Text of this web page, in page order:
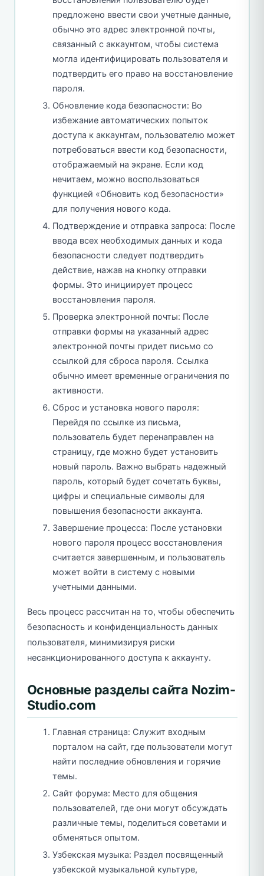
предложено ввести свои учетные данные,
обычно это адрес электронной почты,
связанный с аккаунтом, чтобы система
могла идентифицировать пользователя и
подтвердить его право на восстановление
пароля.
Обновление кода безопасности: Во
избежание автоматических попыток
доступа к аккаунтам, пользователю может
потребоваться ввести код безопасности,
отображаемый на экране. Если код
нечитаем, можно воспользоваться
функцией «Обновить код безопасности»
для получения нового кода.
Подтверждение и отправка запроса: После
ввода всех необходимых данных и кода
безопасности следует подтвердить
действие, нажав на кнопку отправки
формы. Это инициирует процесс
восстановления пароля.
Проверка электронной почты: После
отправки формы на указанный адрес
электронной почты придет письмо со
ссылкой для сброса пароля. Ссылка
обычно имеет временные ограничения по
активности.
Сброс и установка нового пароля:
Перейдя по ссылке из письма,
пользователь будет перенаправлен на
страницу, где можно будет установить
новый пароль. Важно выбрать надежный
пароль, который будет сочетать буквы,
цифры и специальные символы для
повышения безопасности аккаунта.
Завершение процесса: После установки
нового пароля процесс восстановления
считается завершенным, и пользователь
может войти в систему с новыми
учетными данными.
Весь процесс рассчитан на то, чтобы обеспечить
безопасность и конфиденциальность данных
пользователя, минимизируя риски
несанкционированного доступа к аккаунту.
Основные разделы сайта Nozim-
Studio.com
Главная страница: Служит входным
порталом на сайт, где пользователи могут
найти последние обновления и горячие
темы.
Сайт форума: Место для общения
пользователей, где они могут обсуждать
различные темы, поделиться советами и
обменяться опытом.
Узбекская музыка: Раздел посвященный
узбекской музыкальной культуре,